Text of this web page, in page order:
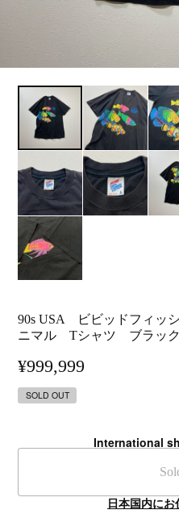
90s USA ビビッドフィ
ニマル Tシャツ ブラッ
¥999,999
SOLD OUT
International
日本国内に